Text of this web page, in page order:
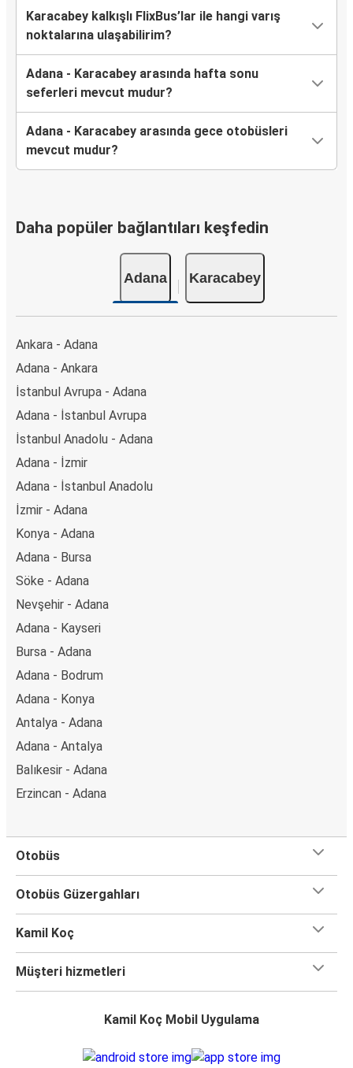
Karacabey kalkışlı FlixBus’lar ile hangi varış
noktalarına ulaşabilirim?
Adana - Karacabey arasında hafta sonu
seferleri mevcut mudur?
Adana - Karacabey arasında gece otobüsleri
mevcut mudur?
Daha popüler bağlantıları keşfedin
Adana Karacabey
Ankara - Adana
Adana - Ankara
İstanbul Avrupa - Adana
Adana - İstanbul Avrupa
İstanbul Anadolu - Adana
Adana - İzmir
Adana - İstanbul Anadolu
İzmir - Adana
Konya - Adana
Adana - Bursa
Söke - Adana
Nevşehir - Adana
Adana - Kayseri
Bursa - Adana
Adana - Bodrum
Adana - Konya
Antalya - Adana
Adana - Antalya
Balıkesir - Adana
Erzincan - Adana
Otobüs
Otobüs Güzergahları
Kamil Koç
Müşteri hizmetleri
Kamil Koç Mobil Uygulama